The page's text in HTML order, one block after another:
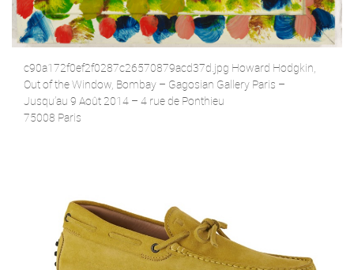
c90a172f0ef2f0287c26570879acd37d.jpg Howard Hodgkin,
Out of the Window, Bombay – Gagosian Gallery Paris –
Jusqu’au 9 Août 2014 – 4 rue de Ponthieu
75008 Paris